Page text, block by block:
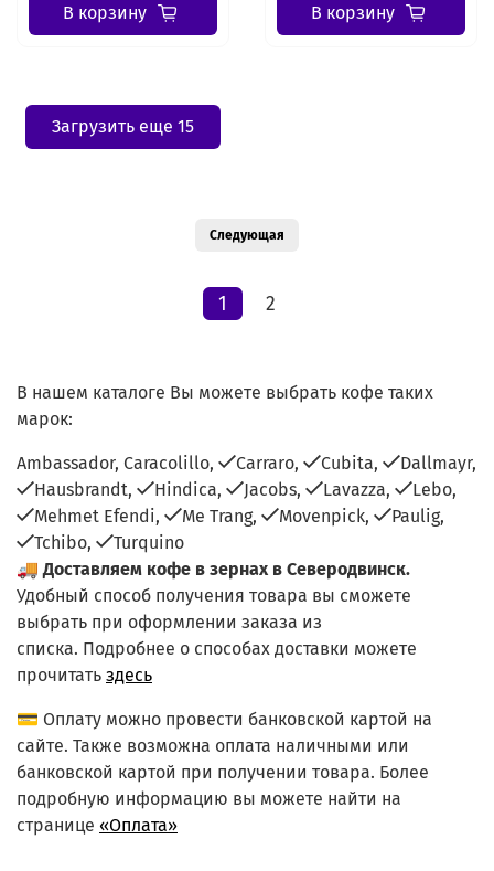
В корзину В корзину
Загрузить еще 15
1 2
Следующая
В нашем каталоге Вы можете выбрать кофе таких
марок:
Ambassador, Caracolillo, Carraro, Cubita,
Dallmayr,
Hausbrandt,
Hindica, Jacobs, Lavazza,
Lebo,
Mehmet Efendi,
Me Trang, Movenpick,
Paulig,
Tchibo,
Turquino
🚚Доставляем кофе в зернах в Северодвинск.
Удобный способ получения товара вы сможете
выбрать при оформлении заказа из
списка. Подробнее о способах доставки можете
прочитать здесь
💳 Оплату можно провести банковской картой на
сайте. Также возможна оплата наличными или
банковской картой при получении товара. Более
подробную информацию вы можете найти на
странице «Оплата»